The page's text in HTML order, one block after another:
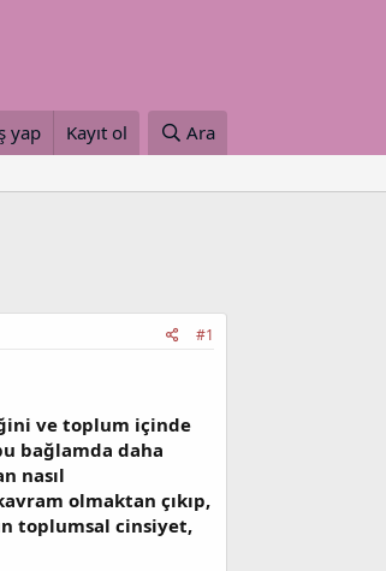
yap Kayıt ol Ara
#1
ve toplum içinde
bağlamda daha
nasıl
olmaktan çıkıp,
toplumsal cinsiyet,